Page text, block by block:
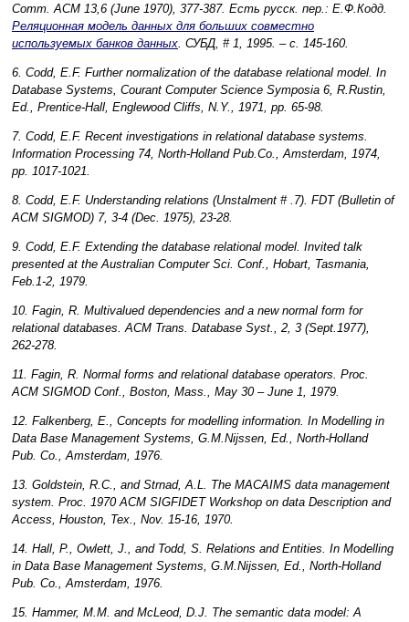
Comm. ACM 13,6 (June 1970), 377-387. Есть русск. пер.: Е.Ф.Кодд.
Реляционная модель данных для больших совместно
используемых банков данных. СУБД, # 1, 1995. – с. 145-160.
6. Codd, E.F. Further normalization of the database relational model. In
Database Systems, Courant Computer Science Symposia 6, R.Rustin,
Ed., Prentice-Hall, Englewood Cliffs, N.Y., 1971, pp. 65-98.
7. Codd, E.F. Recent investigations in relational database systems.
Information Processing 74, North-Holland Pub.Co., Amsterdam, 1974,
pp. 1017-1021.
8. Codd, E.F. Understanding relations (Unstalment # .7). FDT (Bulletin of
ACM SIGMOD) 7, 3-4 (Dec. 1975), 23-28.
9. Codd, E.F. Extending the database relational model. Invited talk
presented at the Australian Computer Sci. Conf., Hobart, Tasmania,
Feb.1-2, 1979.
10. Fagin, R. Multivalued dependencies and a new normal form for
relational databases. ACM Trans. Database Syst., 2, 3 (Sept.1977),
262-278.
11. Fagin, R. Normal forms and relational database operators. Proc.
ACM SIGMOD Conf., Boston, Mass., May 30 – June 1, 1979.
12. Falkenberg, E., Concepts for modelling information. In Modelling in
Data Base Management Systems, G.M.Nijssen, Ed., North-Holland
Pub. Co., Amsterdam, 1976.
13. Goldstein, R.C., and Strnad, A.L. The MACAIMS data management
system. Proc. 1970 ACM SIGFIDET Workshop on data Description and
Access, Houston, Tex., Nov. 15-16, 1970.
14. Hall, P., Owlett, J., and Todd, S. Relations and Entities. In Modelling
in Data Base Management Systems, G.M.Nijssen, Ed., North-Holland
Pub. Co., Amsterdam, 1976.
15. Hammer, M.M. and McLeod, D.J. The semantic data model: A